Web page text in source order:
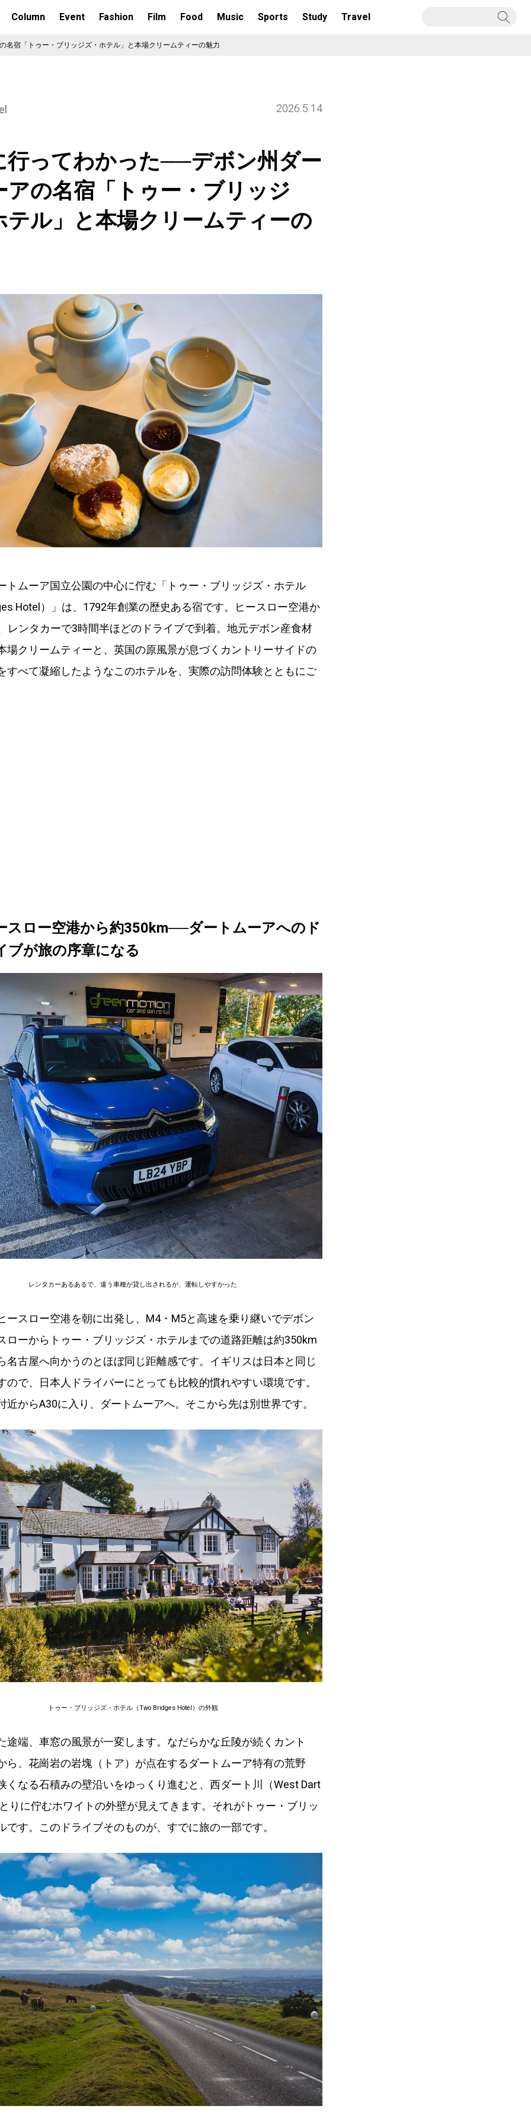
Column Event Fashion Film Food Music Sports Study Travel
宿「トゥー・ブリッジズ・ホテル」と本場クリームティーの魅力
2026.5.14
行ってわかった──デボン州ダー
アの名宿「トゥー・ブリッジ
テル」と本場クリームティーの
トムーア国立公園の中心に佇む「トゥー・ブリッジズ・ホテル
Hotel）」は、1792年創業の歴史ある宿です。ヒースロー空港か
レンタカーで3時間半ほどのドライブで到着。地元デボン産食材
場クリームティーと、英国の原風景が息づくカントリーサイドの
すべて凝縮したようなこのホテルを、実際の訪問体験とともにご
スロー空港から約350km──ダートムーアへのド
ブが旅の序章になる
レンタカーあるあるで、違う車種が貸し出されるが、運転しやすかった
ースロー空港を朝に出発し、M4・M5と高速を乗り継いでデボン
ローからトゥー・ブリッジズ・ホテルまでの道路距離は約350km
名古屋へ向かうのとほぼ同じ距離感です。イギリスは日本と同じ
ので、日本人ドライバーにとっても比較的慣れやすい環境です。
近からA30に入り、ダートムーアへ。そこから先は別世界です。
トゥー・ブリッジズ・ホテル（Two Bridges Hotel）の外観
途端、車窓の風景が一変します。なだらかな丘陵が続くカント
ら、花崗岩の岩塊（トア）が点在するダートムーア特有の荒野
くなる石積みの壁沿いをゆっくり進むと、西ダート川（West Dart
りに佇むホワイトの外壁が見えてきます。それがトゥー・ブリッ
です。このドライブそのものが、すでに旅の一部です。